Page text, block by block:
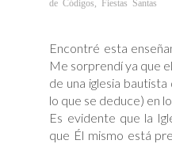
de Códigos
Fiestas Santas
Encontré esta
Me sorprendí ya que
de una iglesia
lo que se deduce) en
Es evidente que la
que Él mismo está